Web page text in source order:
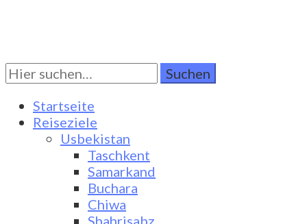
Turkestan Travel
Discover Central Asia
Suchen
Sie
nach:Startseite
Reiseziele
Usbekistan
Taschkent
Samarkand
Buchara
Chiwa
Shahrisabz